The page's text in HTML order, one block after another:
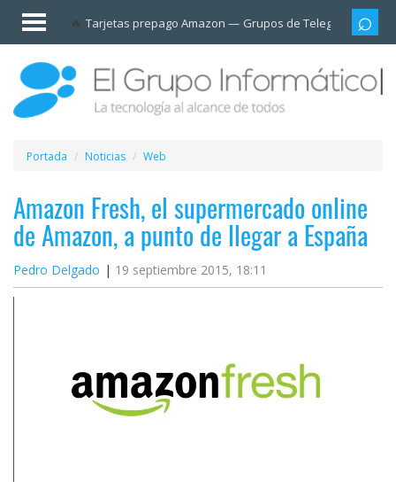
Tarjetas prepago Amazon Grupos de Telegram
Invitado
Iniciar
sesión /
Registrarse
Esenciales
Móviles
Ofertas
Apps
Plataformas
streaming
Portada Noticias Web
Amazon Fresh, el supermercado online
de Amazon, a punto de llegar a España
Pedro Delgado 19 septiembre 2015, 18:11